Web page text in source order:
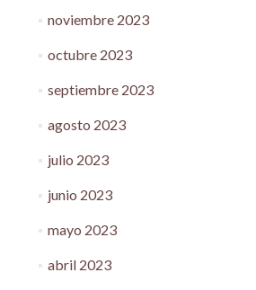
noviembre 2023
octubre 2023
septiembre 2023
agosto 2023
julio 2023
junio 2023
mayo 2023
abril 2023